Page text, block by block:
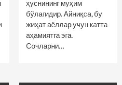
ҳуснининг муҳим
бўлагидир. Айниқса, бу
жиҳат аёллар учун катта
аҳамиятга эга.
Сочларни…